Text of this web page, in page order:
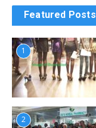
Featured Posts
1
2